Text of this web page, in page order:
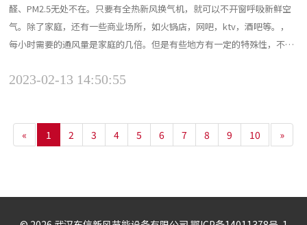
醛、PM2.5无处不在。只要有全热新风换气机，就可以不开窗呼吸新鲜空
气。除了家庭，还有一些商业场所，如火锅店，网吧，ktv，酒吧等。，
每小时需要的通风量是家庭的几倍。但是有些地方有一定的特殊性，不可
玻璃做的，这样的地方不可能安装新风。2.石膏板天花板的装饰房子。如
2023-02-13 14:50:55
« 1 2 3 4 5 6 7 8 9 10 »